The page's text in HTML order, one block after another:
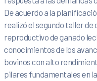
De acuerdo a la
realizó el segundo taller
reproductivo de ganado
conocimientos de los
bovinos con alto
pilares fundamentales en